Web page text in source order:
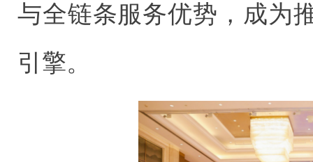
与全链条服务优势，成为
引擎。